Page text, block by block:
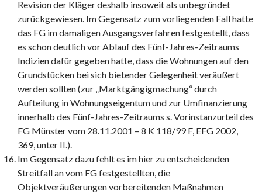
Revision der Kläger deshalb insoweit als unbegründet
zurückgewiesen. Im Gegensatz zum vorliegenden Fall hatte
das FG im damaligen Ausgangsverfahren festgestellt, dass
es schon deutlich vor Ablauf des Fünf-Jahres-Zeitraums
Indizien dafür gegeben hatte, dass die Wohnungen auf den
Grundstücken bei sich bietender Gelegenheit veräußert
werden sollten (zur „Marktgängigmachung“ durch
Aufteilung in Wohnungseigentum und zur Umfinanzierung
innerhalb des Fünf-Jahres-Zeitraums s. Vorinstanzurteil des
FG Münster vom 28.11.2001 – 8 K 118/99 F, EFG 2002,
369, unter II.).
Im Gegensatz dazu fehlt es im hier zu entscheidenden
Streitfall an vom FG festgestellten, die
Objektveräußerungen vorbereitenden Maßnahmen